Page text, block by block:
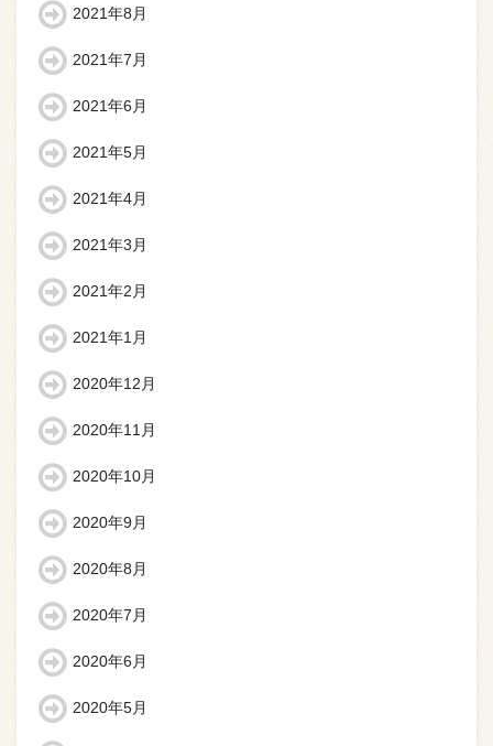
2021年8月
2021年7月
2021年6月
2021年5月
2021年4月
2021年3月
2021年2月
2021年1月
2020年12月
2020年11月
2020年10月
2020年9月
2020年8月
2020年7月
2020年6月
2020年5月